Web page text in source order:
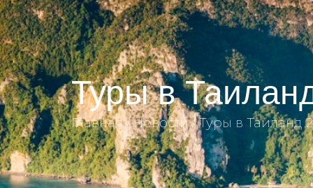
Туры в
Главная Новости Туры в Таиланд